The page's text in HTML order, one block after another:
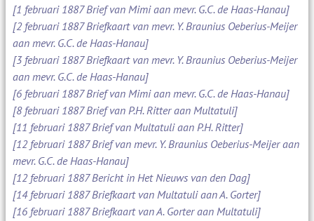
[1 februari 1887 Brief van Mimi aan mevr. G.C. de Haas-Hanau]
[2 februari 1887 Briefkaart van mevr. Y. Braunius Oeberius-Meijer
aan mevr. G.C. de Haas-Hanau]
[3 februari 1887 Briefkaart van mevr. Y. Braunius Oeberius-Meijer
aan mevr. G.C. de Haas-Hanau]
[6 februari 1887 Brief van Mimi aan mevr. G.C. de Haas-Hanau]
[8 februari 1887 Brief van P.H. Ritter aan Multatuli]
[11 februari 1887 Brief van Multatuli aan P.H. Ritter]
[12 februari 1887 Brief van mevr. Y. Braunius Oeberius-Meijer aan
mevr. G.C. de Haas-Hanau]
[12 februari 1887 Bericht in Het Nieuws van den Dag]
[14 februari 1887 Briefkaart van Multatuli aan A. Gorter]
[16 februari 1887 Briefkaart van A. Gorter aan Multatuli]